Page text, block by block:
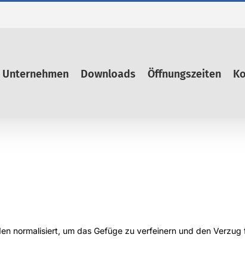
Unternehmen Downloads Öffnungszeiten
normalisiert, um das Gefüge zu verfeinern und den Verzug